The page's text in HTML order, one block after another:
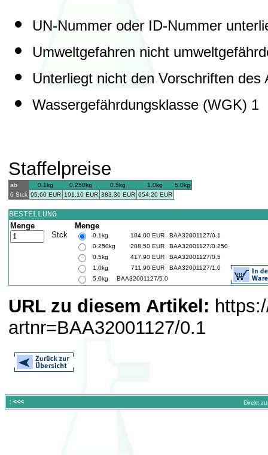
UN-Nummer oder ID-Nummer
Umweltgefahren nicht
Unterliegt nicht den Vorschriften des
Wassergefährdungsklasse (WGK) 1
Staffelpreise
ab 0.1kg 0.250kg 0.5kg 1.0kg
5.0kg
6 Stck 95,60 EUR 191,10 EUR 383,30 EUR 654,20 EUR
BESTELLUNG
Menge
Stck
Menge
0.1kg 104.00 EUR
BAA32001127/0.1
0.250kg
208.50 EUR
BAA32001127/0.250
0.5kg
417.90 EUR
BAA32001127/0.5
1.0kg
711.90 EUR
BAA32001127/1.0
5.0kg
BAA32001127/5.0
URL zu diesem Artikel:
artnr=BAA32001127/0.1
Direkt